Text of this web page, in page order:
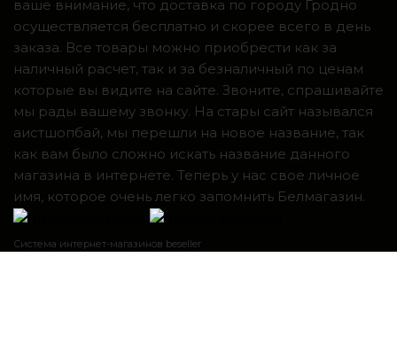
ваше внимание, что доставка по городу Гродно
осуществляется бесплатно и скорее всего в день
заказа. Все товары можно приобрести как за
наличный расчет, так и за безналичный по ценам
которые вы видите на сайте. Звоните, спрашивайте
мы рады вашему звонку. На стары сайт назывался
аистшопбай, мы перешли на новое название, так
как вам было сложно искать название данного
магазина в интернете. Теперь у нас свое личное
имя, которое очень легко запомнить Белмагазин.
Система интернет-магазинов beseller